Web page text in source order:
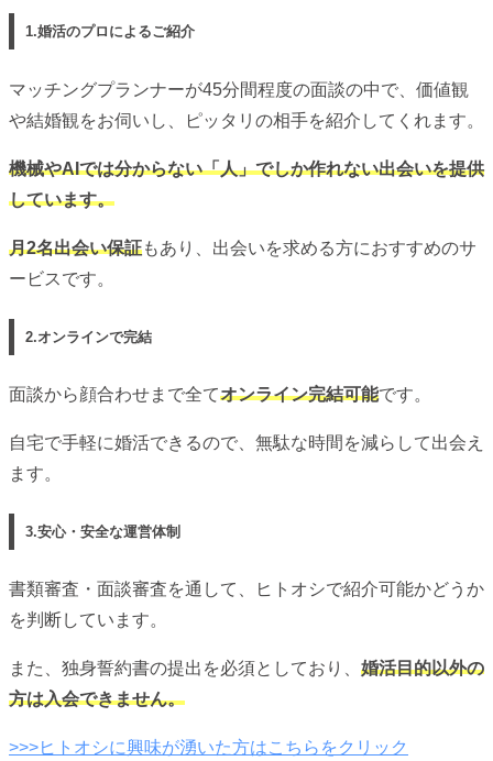
1.婚活のプロによるご紹介
マッチングプランナーが45分間程度の面談の中で、価値観
や結婚観をお伺いし、ピッタリの相手を紹介してくれます。
機械やAIでは分からない「人」でしか作れない出会いを提供
しています。
月2名出会い保証もあり、出会いを求める方におすすめのサ
ービスです。
2.オンラインで完結
面談から顔合わせまで全てオンライン完結可能です。
自宅で手軽に婚活できるので、無駄な時間を減らして出会え
ます。
3.安心・安全な運営体制
書類審査・面談審査を通して、ヒトオシで紹介可能かどうか
を判断しています。
また、独身誓約書の提出を必須としており、 婚活目的以外の
方は入会できません。
>>>ヒトオシに興味が湧いた方はこちらをクリック